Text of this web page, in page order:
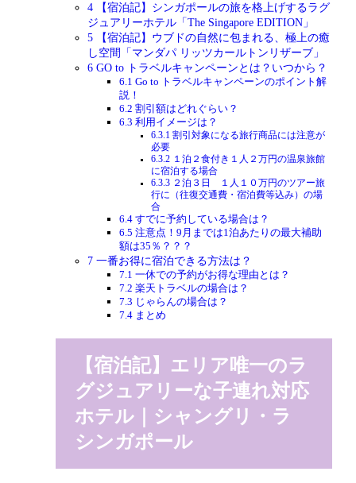
4 【宿泊記】シンガポールの旅を格上げするラグ
ジュアリーホテル「The Singapore EDITION」
5 【宿泊記】ウブドの自然に包まれる、極上の癒
し空間「マンダパ リッツカールトンリザーブ」
6 GO to トラベルキャンペーンとは？いつから？
6.1 Go to トラベルキャンペーンのポイント解
説！
6.2 割引額はどれぐらい？
6.3 利用イメージは？
6.3.1 割引対象になる旅行商品には注意が
必要
6.3.2 １泊２食付き１人２万円の温泉旅館
に宿泊する場合
6.3.3 ２泊３日 １人１０万円のツアー旅
行に（往復交通費・宿泊費等込み）の場
合
6.4 すでに予約している場合は？
6.5 注意点！9月までは1泊あたりの最大補助
額は35％？？？
7 一番お得に宿泊できる方法は？
7.1 一休での予約がお得な理由とは？
7.2 楽天トラベルの場合は？
7.3 じゃらんの場合は？
7.4 まとめ
【宿泊記】エリア唯一のラ
グジュアリーな子連れ対応
ホテル｜シャングリ・ラ
シンガポール